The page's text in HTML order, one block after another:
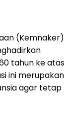
(Kemnaker)
tahun ke atas
ini merupakan
agar tetap